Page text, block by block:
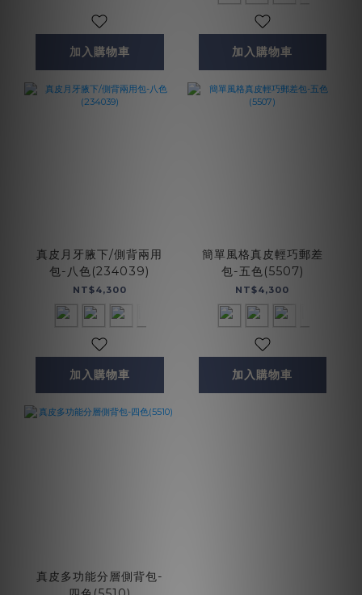
加入購物車 加入購物車
真皮月牙腋下/側背兩用
包-八色(234039)
NT$4,300
加入購物車
簡單風格真皮輕巧郵差
包-五色(5507)
NT$4,300
加入購物車
真皮多功能分層側背包-